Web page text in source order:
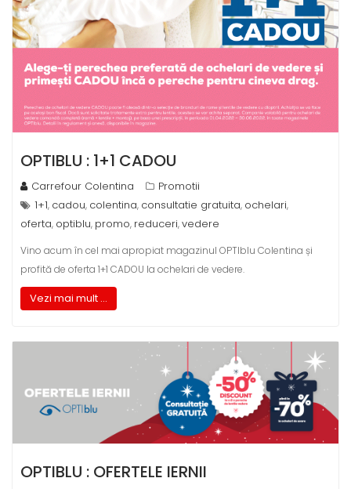
OPTIBLU : 1+1 CADOU
Carrefour Colentina
Promotii
1+1, cadou, colentina, consultatie gratuita, ochelari,
oferta, optiblu, promo, reduceri,vedere
Vino acum în cel mai apropiat magazinul OPTIblu Colentina și
profită de oferta 1+1 CADOU la ochelari de vedere.
Vezi mai mult ...
OPTIBLU : OFERTELE IERNII